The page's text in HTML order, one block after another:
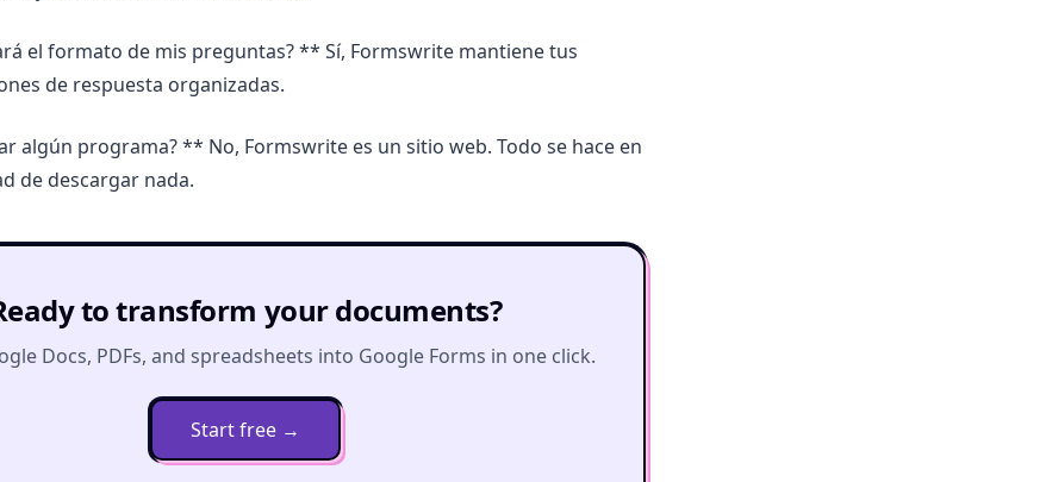
el formato de mis preguntas? ** Sí, Formswrite mantiene tus
de respuesta organizadas.
algún programa? ** No, Formswrite es un sitio web. Todo se hace en
de descargar nada.
to transform your documents?
Docs, PDFs, and spreadsheets into Google Forms in one click.
Start free →